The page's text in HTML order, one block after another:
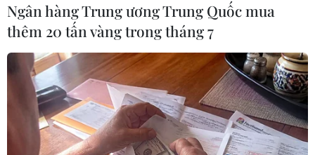
Thượng tướng Nguyễn Tân Cương, Tổng Tham mưu trưởng,
Ngân hàng Trung ương Trung Quốc mua
thêm 20 tấn vàng trong tháng 7